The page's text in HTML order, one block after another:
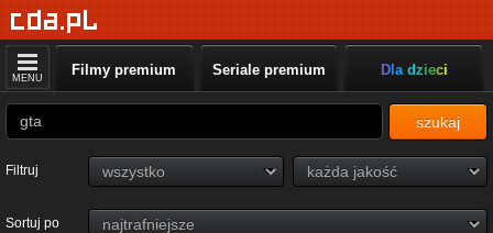
MENU Filmy premium Seriale premium Dla dzieci
szukaj
Filtruj
Sortuj po